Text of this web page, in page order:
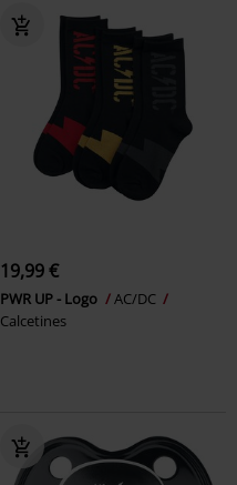
19,99 €
PWR UP - Logo
AC/DC
Calcetines